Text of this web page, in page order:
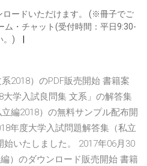
ードいただけます。 (※冊子でご
ム・チャット(受付時間：平日9:30-
。)
2018）のPDF販売開始 書籍案
学入試良問集 文系」の解答集
編2018）の無料サンプル配布開
年度大学入試問題解答集（私立
いたしました。 2017年06月30
）のダウンロード販売開始 書籍